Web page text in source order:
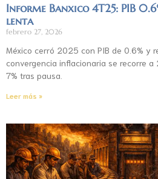
Informe Banxico 4T25: PIB
lenta
febrero 27, 2026
México cerró 2025 con PIB de 0.6% y
convergencia inflacionaria se recorre
7% tras pausa.
Leer más »